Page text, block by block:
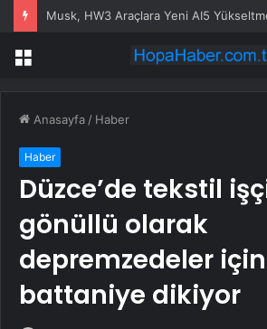
KAYTUR’dan Kayserililere büyük
Menü
Anasayfa / Haber
Haber
Düzce’de tekstil
gönüllü olarak
depremzedeler için
battaniye dikiyor